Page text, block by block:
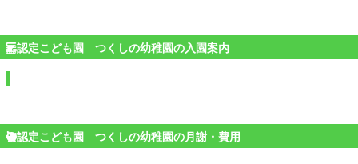
認定こども園 つくしの幼稚園の入園案内
認定こども園 つくしの幼稚園の月謝・費用